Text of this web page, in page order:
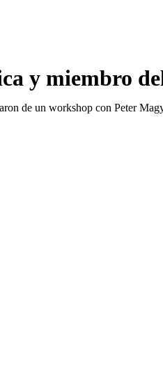
y miembro
de un workshop con Peter